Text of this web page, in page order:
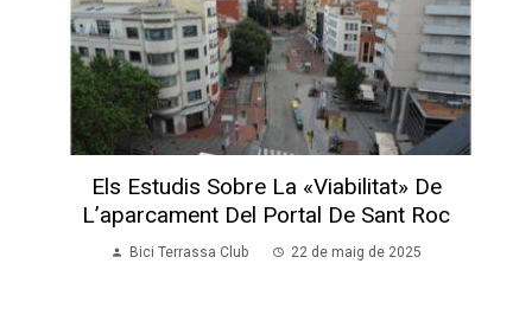
Els Estudis Sobre La «viabilitat» De
L’aparcament Del Portal De Sant Roc
Bici Terrassa Club 22 de maig de 2025